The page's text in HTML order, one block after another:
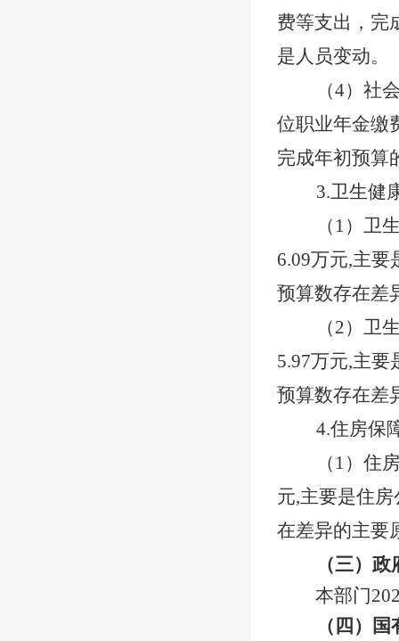
费等支出，完
是人员变动。
（4）社
位职业年金缴
完成年初预算
3.卫生健
（ 1）卫
6.09万元,主
预算数存在差
（2）卫
5.97万元,主
预算数存在差
4.住房保
（ 1）住
元,主要是住
在差异的主要
（三）
本部门
（四）